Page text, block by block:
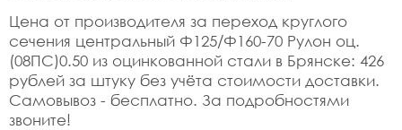
Цена от производителя за переход круглого
сечения центральный Ф125/Ф160-70 Рулон оц.
(08ПС)0.50 из оцинкованной стали в Брянске: 426
рублей за штуку без учёта стоимости доставки.
Самовывоз - бесплатно. За подробностями
звоните!